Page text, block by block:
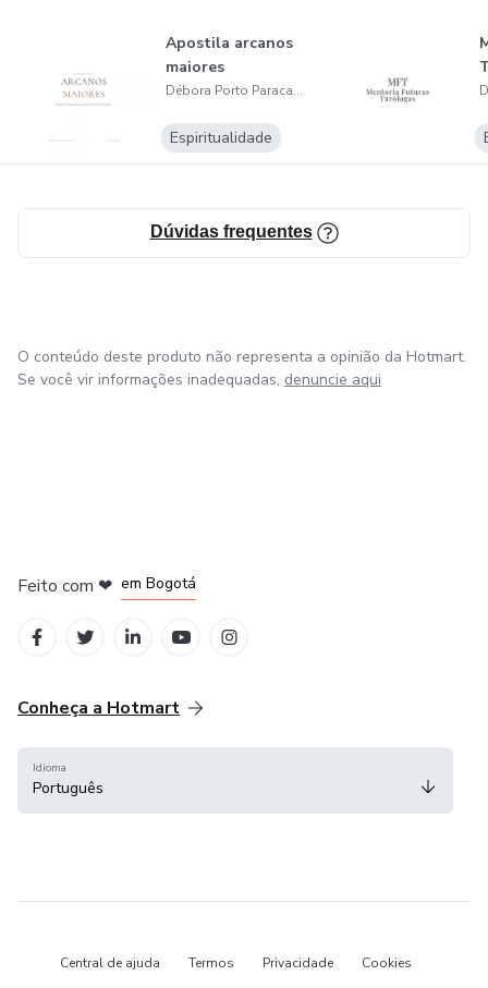
Apostila arcanos
maiores
Débora Porto Paracampos Sardá
Espiritualidade
Dúvidas frequentes
O conteúdo deste produto não representa a opinião da Hotmart.
Se você vir informações inadequadas, denuncie aqui
Feito com ❤ em Bogotá
Conheça a Hotmart
Idioma
Português
Central de ajuda Termos Privacidade Cookies